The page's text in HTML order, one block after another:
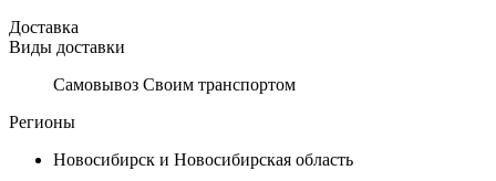
Доставка
Виды доставки
Самовывоз Своим транспортом
Регионы
Новосибирск и Новосибирская область